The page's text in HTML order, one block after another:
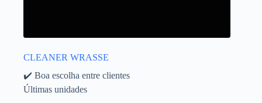
CLEANER WRASSE
✔️ Boa escolha entre clientes
Últimas unidades